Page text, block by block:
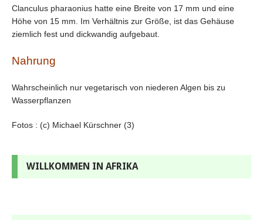
Clanculus pharaonius hatte eine Breite von 17 mm und eine
Höhe von 15 mm. Im Verhältnis zur Größe, ist das Gehäuse
ziemlich fest und dickwandig aufgebaut.
Nahrung
Wahrscheinlich nur vegetarisch von niederen Algen bis zu
Wasserpflanzen
Fotos : (c) Michael Kürschner (3)
WILLKOMMEN IN AFRIKA